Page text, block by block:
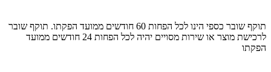
תוקף שובר כספי הינו לכל הפחות 60 חודשים ממועד הפקתו. תוקף שובר
לרכישת מוצר או שירות מסויים יהיה לכל הפחות 24 חודשים ממועד
הפקתו